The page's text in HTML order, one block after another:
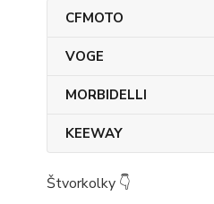
CFMOTO
VOGE
MORBIDELLI
KEEWAY
Štvorkolky 👇